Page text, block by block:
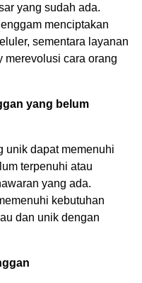
yang sudah ada.
menciptakan
sementara layanan
merevolusi cara orang
yang belum
unik dapat memenuhi
terpenuhi atau
yang ada.
kebutuhan
dan unik dengan